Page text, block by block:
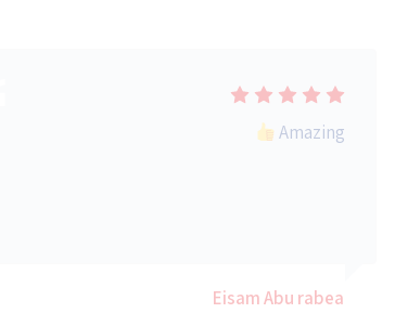
Amazing
Eisam Abu rabea